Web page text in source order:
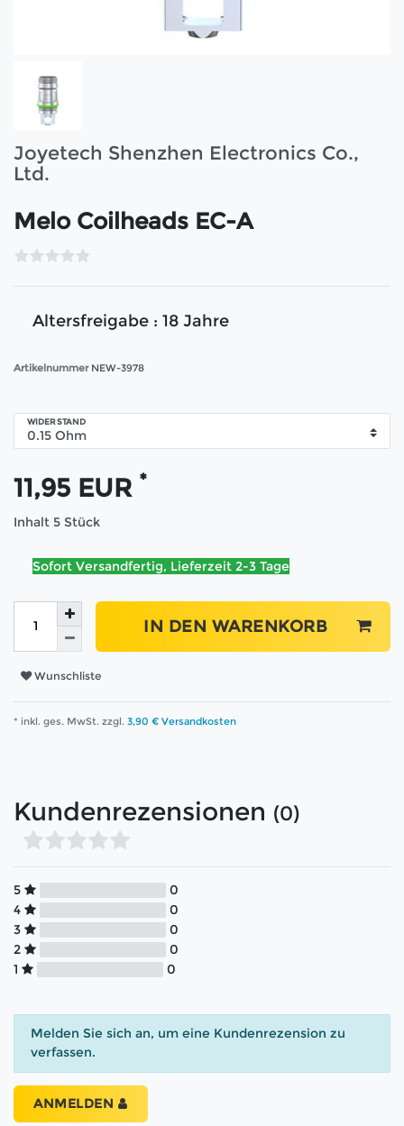
Joyetech Shenzhen Electronics Co.,
Ltd.
Melo Coilheads EC-A
Altersfreigabe : 18 Jahre
Artikelnummer NEW-3978
WIDERSTAND
11,95 EUR *
Inhalt 5 Stück
Sofort Versandfertig, Lieferzeit 2-3 Tage
IN DEN WARENKORB
Wunschliste
* inkl. ges. MwSt. zzgl. 3,90 € Versandkosten
Kundenrezensionen (0)
5
0
4
0
3
0
2
0
1
0
Melden Sie sich an, um eine Kundenrezension zu
verfassen.
ANMELDEN